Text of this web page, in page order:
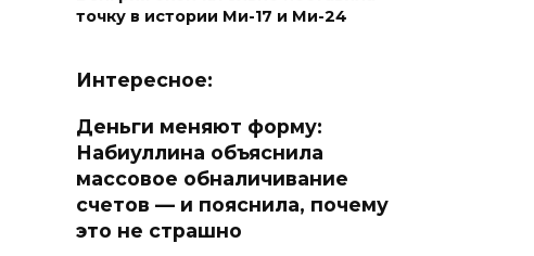
точку в истории Ми-17 и Ми-24
Интересное:
Деньги меняют форму:
Набиуллина объяснила
массовое обналичивание
счетов — и пояснила, почему
это не страшно